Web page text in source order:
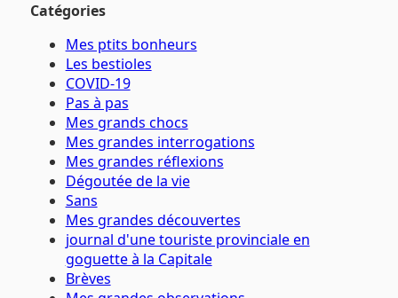
Catégories
Mes ptits bonheurs
Les bestioles
COVID-19
Pas à pas
Mes grands chocs
Mes grandes interrogations
Mes grandes réflexions
Dégoutée de la vie
Sans
Mes grandes découvertes
journal d'une touriste provinciale en
goguette à la Capitale
Brèves